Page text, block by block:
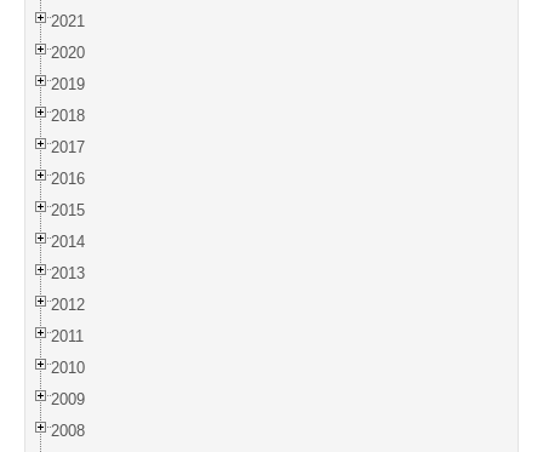
2021
2020
2019
2018
2017
2016
2015
2014
2013
2012
2011
2010
2009
2008